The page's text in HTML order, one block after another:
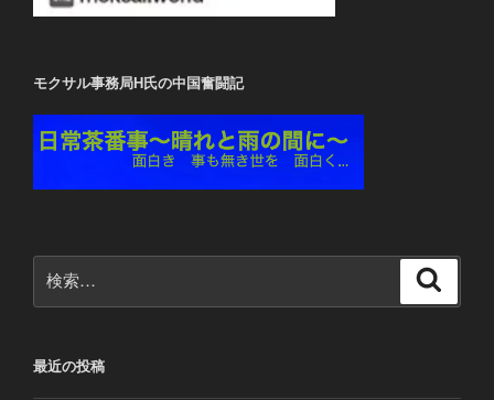
モクサル事務局H氏の中国奮闘記
索:
最近の投稿